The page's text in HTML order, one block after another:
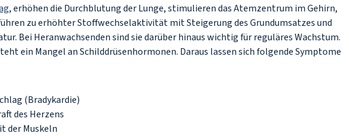
, erhöhen die Durchblutung der Lunge, stimulieren das Atemzentrum im Gehirn,
zu erhöhter Stoffwechselaktivität mit Steigerung des Grundumsatzes und
Bei Heranwachsenden sind sie darüber hinaus wichtig für reguläres Wachstum.
ein Mangel an Schilddrüsenhormonen. Daraus lassen sich folgende Symptome
(Bradykardie)
des Herzens
der Muskeln